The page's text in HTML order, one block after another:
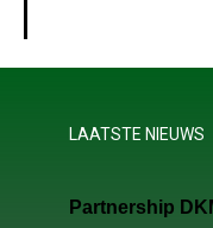
LAATSTE NIEUWS
Partnership